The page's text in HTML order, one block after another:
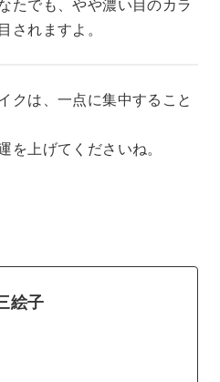
たでも、やや濃い目のカラ
されますよ。
クは、一点に集中すること
を上げてくださいね。
絵子